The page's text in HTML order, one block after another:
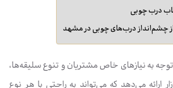
درب چوبی
چشم‌انداز درب‌های چوبی در مشهد
به نیازهای خاص مشتریان و تنوع سلیقه‌ها،
ارائه می‌دهد که می‌تواند به راحتی با هر نوع